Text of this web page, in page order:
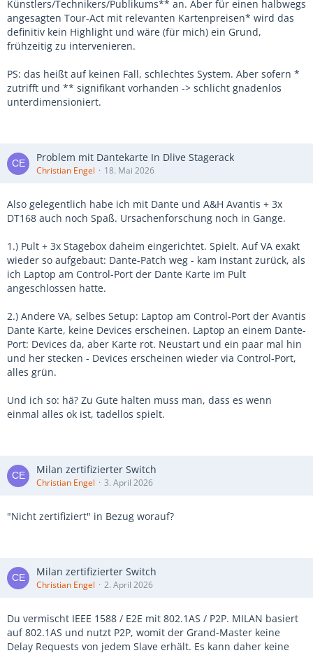
Künstlers/Technikers/Publikums** an. Aber für einen halbwegs
angesagten Tour-Act mit relevanten Kartenpreisen* wird das
definitiv kein Highlight und wäre (für mich) ein Grund,
frühzeitig zu intervenieren.
PS: das heißt auf keinen Fall, schlechtes System. Aber sofern *
zutrifft und ** signifikant vorhanden -> schlicht gnadenlos
unterdimensioniert.
Problem mit Dantekarte In Dlive Stagerack
Christian Engel 18. Mai 2026
Also gelegentlich habe ich mit Dante und A&H Avantis + 3x
DT168 auch noch Spaß. Ursachenforschung noch in Gange.
1.) Pult + 3x Stagebox daheim eingerichtet. Spielt. Auf VA exakt
wieder so aufgebaut: Dante-Patch weg - kam instant zurück, als
ich Laptop am Control-Port der Dante Karte im Pult
angeschlossen hatte.
2.) Andere VA, selbes Setup: Laptop am Control-Port der Avantis
Dante Karte, keine Devices erscheinen. Laptop an einem Dante-
Port: Devices da, aber Karte rot. Neustart und ein paar mal hin
und her stecken - Devices erscheinen wieder via Control-Port,
alles grün.
Und ich so: hä? Zu Gute halten muss man, dass es wenn
einmal alles ok ist, tadellos spielt.
Milan zertifizierter Switch
Christian Engel 3. April 2026
"Nicht zertifiziert" in Bezug worauf?
Milan zertifizierter Switch
Christian Engel 2. April 2026
Du vermischt IEEE 1588 / E2E mit 802.1AS / P2P. MILAN basiert
auf 802.1AS und nutzt P2P, womit der Grand-Master keine
Delay Requests von jedem Slave erhält. Es kann daher keine